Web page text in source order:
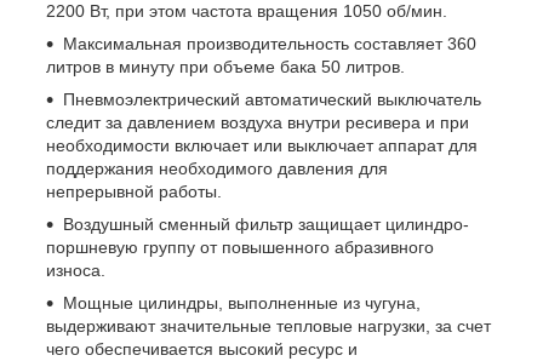
2200 Вт, при этом частота вращения 1050 об/мин.
Максимальная производительность составляет 360
литров в минуту при объеме бака 50 литров
Пневмоэлектрический автоматический выключатель
следит за давлением воздуха внутри ресивера и при
необходимости включает или выключает аппарат для
поддержания необходимого давления для
непрерывной работы.
Воздушный сменный фильтр защищает цилиндро-
поршневую группу от повышенного абразивного
износа.
Мощные цилиндры, выполненные из чугуна,
выдерживают значительные тепловые нагрузки, за счет
чего обеспечивается высокий ресурс и